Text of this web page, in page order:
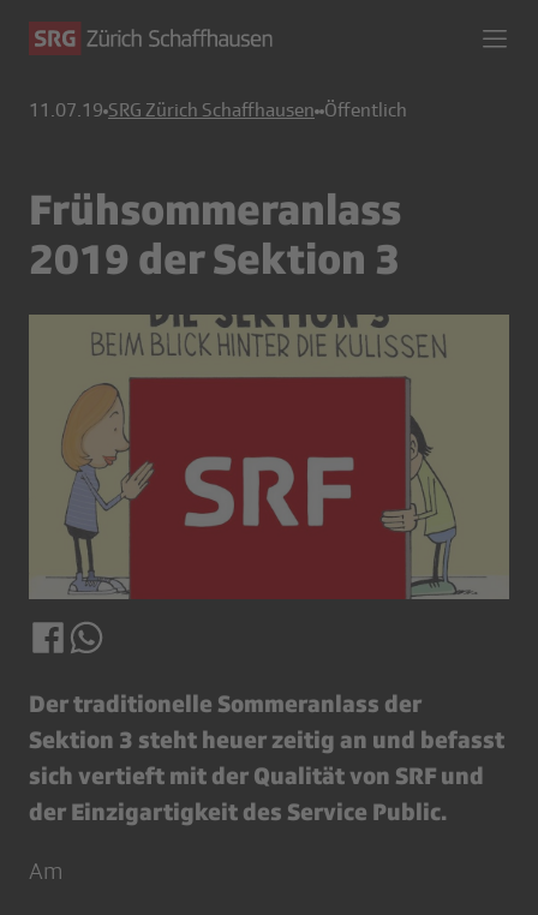
11.07.19 SRG Zürich Schaffhausen Öffentlich
Frühsommeranlass
2019 der Sektion 3
Der traditionelle Sommeranlass der
Sektion 3 steht heuer zeitig an und befasst
sich vertieft mit der Qualität von SRF und
der Einzigartigkeit des Service Public.
Am